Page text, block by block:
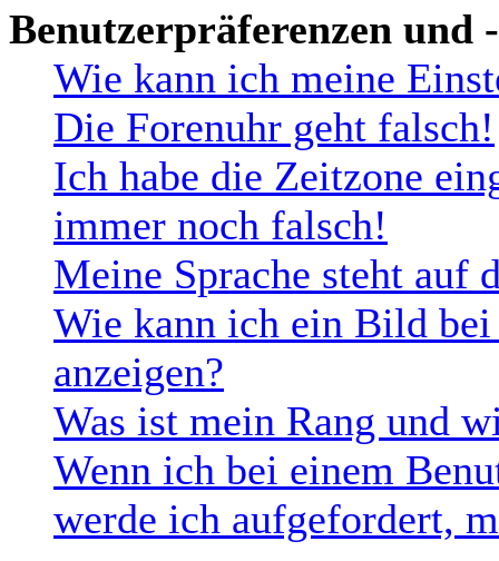
Benutzerpräferenzen und
Wie kann ich meine
Die Forenuhr geht falsch!
Ich habe die Zeitzone
immer noch falsch!
Meine Sprache steht auf
Wie kann ich ein Bild
anzeigen?
Was ist mein Rang und
Wenn ich bei einem
werde ich aufgefordert,